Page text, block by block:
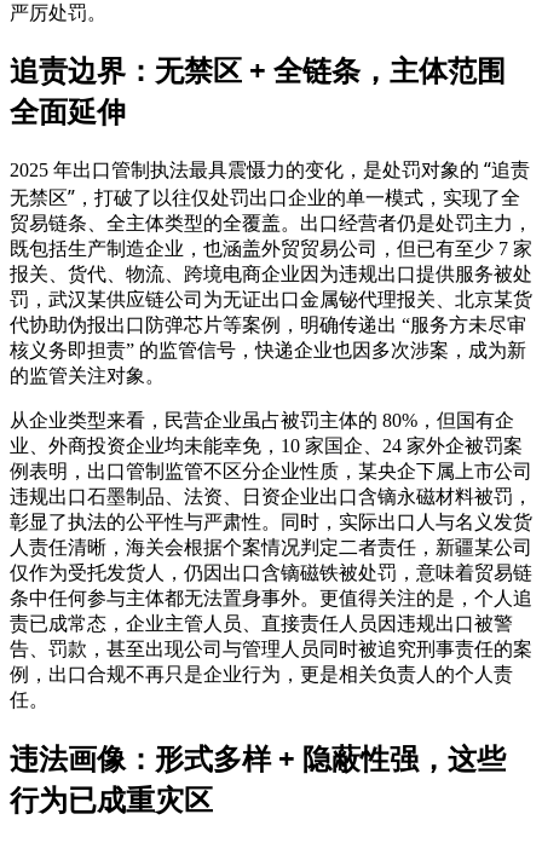
严厉处罚。
追责边界：无禁区 + 全链条，主体范围
全面延伸
2025 年出口管制执法最具震慑力的变化，是处罚对象的 “追责
无禁区” ，打破了以往仅处罚出口企业的单一模式，实现了全
贸易链条、全主体类型的全覆盖。出口经营者仍是处罚主力，
既包括生产制造企业，也涵盖外贸贸易公司，但已有至少 7 家
报关、货代、物流、跨境电商企业因为违规出口提供服务被处
罚，武汉某供应链公司为无证出口金属铋代理报关、北京某货
代协助伪报出口防弹芯片等案例，明确传递出 “服务方未尽审
核义务即担责” 的监管信号，快递企业也因多次涉案，成为新
的监管关注对象。
从企业类型来看，民营企业虽占被罚主体的 80%，但国有企
业、外商投资企业均未能幸免，10 家国企、24 家外企被罚案
例表明，出口管制监管不区分企业性质，某央企下属上市公司
违规出口石墨制品、法资、日资企业出口含镝永磁材料被罚，
彰显了执法的公平性与严肃性。同时，实际出口人与名义发货
人责任清晰，海关会根据个案情况判定二者责任，新疆某公司
仅作为受托发货人，仍因出口含镝磁铁被处罚，意味着贸易链
条中任何参与主体都无法置身事外。更值得关注的是，个人追
责已成常态，企业主管人员、直接责任人员因违规出口被警
告、罚款，甚至出现公司与管理人员同时被追究刑事责任的案
例，出口合规不再只是企业行为，更是相关负责人的个人责
任。
违法画像：形式多样 + 隐蔽性强，这些
行为已成重灾区